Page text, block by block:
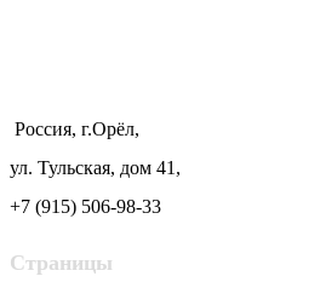
Россия, г.Орёл,
ул. Тульская, дом 41,
+7 (915) 506-98-33
Страницы